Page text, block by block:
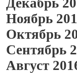
Декабрь
Ноябрь
Октябрь
Сентябрь
Август